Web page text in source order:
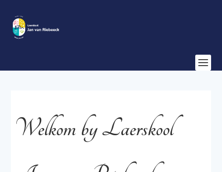
Welkom by Laerskool